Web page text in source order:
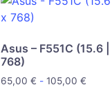
Asus – F551C (15.6
768)
65,00 € - 105,00 €